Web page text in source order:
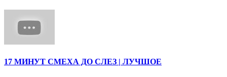
17 МИНУТ СМЕХА ДО СЛЕЗ | ЛУЧШОЕ